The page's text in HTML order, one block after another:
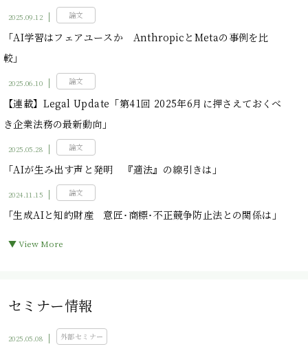
2025.09.12
「AI学習はフェアユースか AnthropicとMetaの事例を比
較」
論文
2025.06.10
【連載】Legal Update「第41回 2025年6月に押さえておくべ
き企業法務の最新動向」
論文
2025.05.28
「AIが生み出す声と発明 『適法』の線引きは」
論文
2024.11.15
「生成AIと知的財産 意匠･商標･不正競争防止法との関係は」
論文
▼ View More
セミナー情報
2025.05.08 外部セミナー